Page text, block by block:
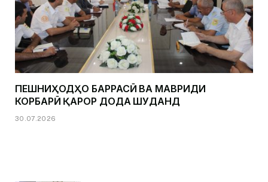
ПЕШНИҲОДҲО БАРРАСӢ ВА МАВРИДИ
КОРБАРӢ ҚАРОР ДОДА ШУДАНД
30.07.2026